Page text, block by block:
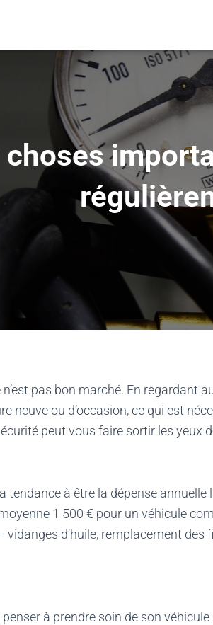
choses
pas bon marché. En regardant
neuve ou d’occasion, ce qui est
peut vous faire sortir les yeux
tendance à être la dépense
1 500 € pour un véhicule
vidanges d’huile, remplacement des
à prendre soin de son